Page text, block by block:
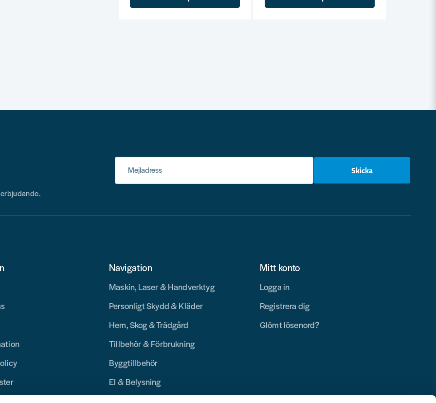
Mejladress Skicka
Navigation
Maskin, Laser & Handverktyg
Personligt Skydd & Kläder
Hem, Skog & Trädgård
Tillbehör & Förbrukning
Byggtillbehör
El & Belysning
Mitt konto
Logga in
Registrera dig
Glömt lösenord?